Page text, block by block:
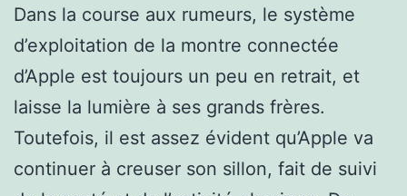
Dans la course aux rumeurs, le système
d’exploitation de la montre connectée
d’Apple est toujours un peu en retrait, et
laisse la lumière à ses grands frères.
Toutefois, il est assez évident qu’Apple va
continuer à creuser son sillon, fait de suivi